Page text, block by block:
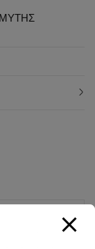
ΜΥΤΗΣ